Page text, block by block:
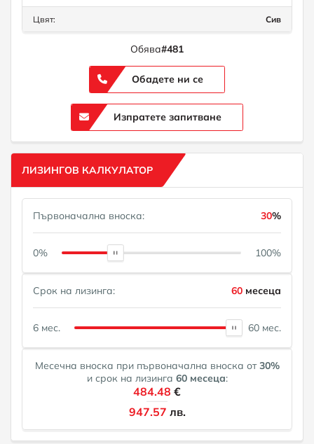
Цвят: Сив
Обява#481
Обадете ни се
Изпратете запитване
ЛИЗИНГОВ КАЛКУЛАТОР
Първоначална вноска: 30%
0% 100%
Срок на лизинга: 60 месеца
6 мес. 60 мес.
Месечна вноска при първоначална вноска от30%
и срок на лизинга 60месеца:
484.48 €
947.57 лв.